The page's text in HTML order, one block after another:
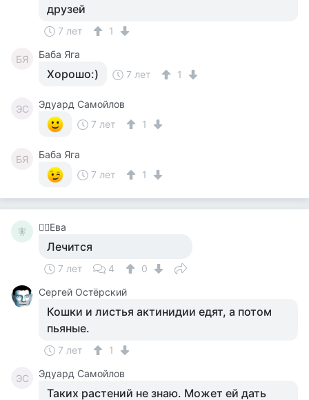
друзей
7 лет 1
БЯ Баба Яга
Хорошо:) 7 лет 1
ЭС
Эдуард Самойлов
7 лет
1
БЯ
Баба Яга
7 лет
1
🧚‍ 🧚‍♀️Ева
Лечится
7 лет 4
0
Сергей Остёрский
Кошки и листья актинидии едят, а потом
пьяные.
7 лет 1
ЭС Эдуард Самойлов
Таких растений не знаю. Может ей дать